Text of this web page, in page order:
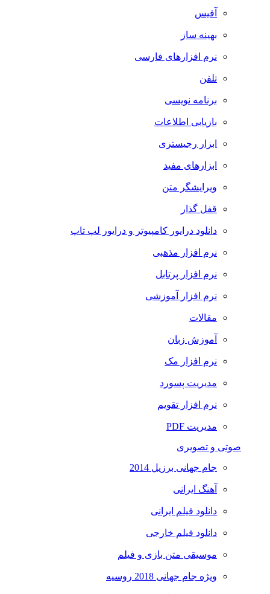
آفیس
بهینه ساز
نرم افزارهای فارسی
تلفن
برنامه نویسی
بازیابی اطلاعات
ابزار رجیستری
ابزارهای مفید
ویرایشگر متن
قفل گذار
دانلود درایور کامپیوتر و درایور لپ تاپ
نرم افزار مذهبی
نرم افزار پرتابل
نرم افزار آموزشی
مقالات
آموزش زبان
نرم افزار مک
مدیریت پسورد
نرم افزار تقویم
مدیریت PDF
صوتی و تصویری
جام جهانی برزیل 2014
آهنگ ایرانی
دانلود فیلم ایرانی
دانلود فیلم خارجی
موسیقی متن بازی و فیلم
ویژه جام جهانی 2018 روسیه